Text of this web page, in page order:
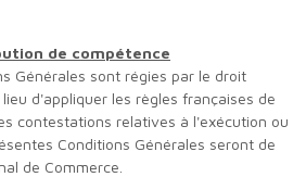
de compétence
Générales sont régies par le droit
d'appliquer les règles françaises de
contestations relatives à l'exécution ou
Conditions Générales seront de
de Commerce.